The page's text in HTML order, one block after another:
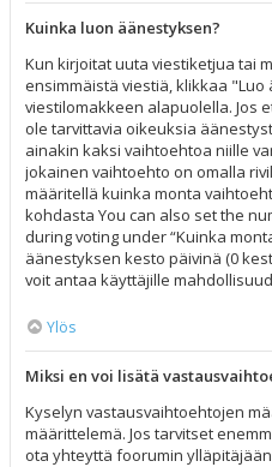
Kuinka luon äänestyksen?
Kun kirjoitat uuta viestiketjua tai
ensimmäistä viestiä, klikkaa
viestilomakkeen alapuolella. Jos
ole tarvittavia oikeuksia
ainakin kaksi vaihtoehtoa niille
jokainen vaihtoehto on omalla
määritellä kuinka monta
kohdasta You can also set the
during voting under “Kuinka
äänestyksen kesto päivinä (0
voit antaa käyttäjille
Ylös
Miksi en voi lisätä
Kyselyn vastausvaihtoehtojen
määrittelemä. Jos tarvitset
ota yhteyttä foorumin